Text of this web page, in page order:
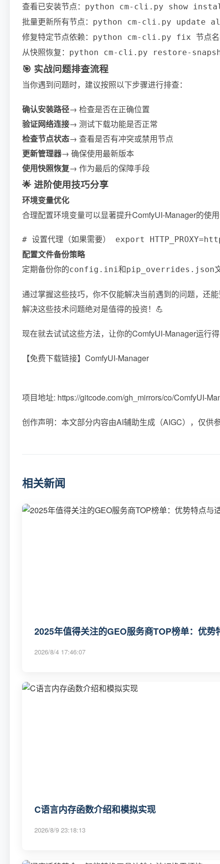
查看已安装节点： python cm-cli.py show
批量更新所有节点： python cm-cli.py update
修复特定节点依赖： python cm-cli.py fix 节点名
从快照恢复： python cm-cli.py restore-
🎯 实战问题排查流程
当你遇到问题时，建议按照以下步骤进行排查：
确认安装路径→ 检查是否在正确位置
验证网络连接→ 测试下载功能是否正常
检查节点状态→ 查看是否有冲突或禁用节点
更新管理器→ 确保使用最新版本
使用快照恢复→ 作为最后的保障手段
🌟 进阶使用技巧分享
环境变量优化
合理配置环境变量可以显著提升ComfyUI-Manager的使
# 设置代理（如果需要） export
配置文件备份策略
定期备份你的config.ini和pip_overrides.json
通过掌握这些技巧，你不仅能解决当前遇到的问题，还
解决这些技术问题绝对是值得的投资！💪
现在就去试试这些方法，让你的ComfyUI-Manager运行
【免费下载链接】ComfyUI-Manager
项目地址: https://gitcode.com/gh_mirrors/co/ComfyUI-
创作声明：本文部分内容由AI辅助生成（AIGC），仅供
相关新闻
2025年值得关注的GEO服务商TOP榜单：优
2026/8/4 17:46:07
C语言内存函数介绍和模拟实现
2026/8/9 23:18:13